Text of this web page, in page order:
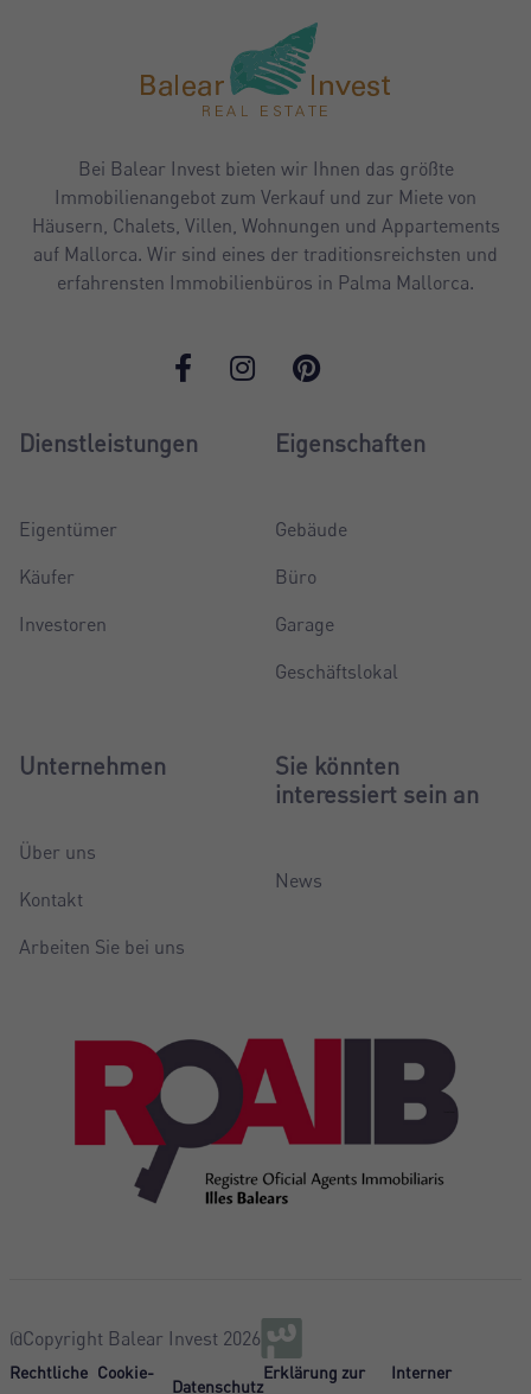
Bei Balear Invest bieten wir Ihnen das größte
Immobilienangebot zum Verkauf und zur Miete von
Häusern, Chalets, Villen, Wohnungen und Appartements
auf Mallorca. Wir sind eines der traditionsreichsten und
erfahrensten Immobilienbüros in Palma Mallorca.
Dienstleistungen
Eigentümer
Käufer
Investoren
Eigenschaften
Gebäude
Büro
Garage
Geschäftslokal
Unternehmen
Über uns
Kontakt
Arbeiten Sie bei uns
Sie könnten
interessiert sein an
News
@Copyright Balear Invest 2026
Rechtliche Cookie-
Datenschutz
Erklärung zur
Interner